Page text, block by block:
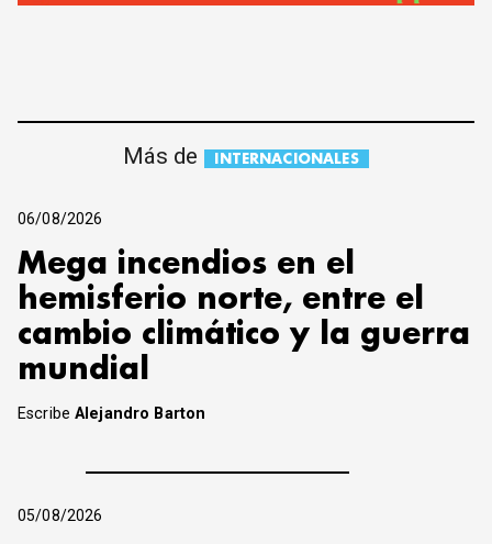
Más de INTERNACIONALES
06/08/2026
Mega incendios en el
hemisferio norte, entre el
cambio climático y la guerra
mundial
EscribeAlejandro Barton
05/08/2026